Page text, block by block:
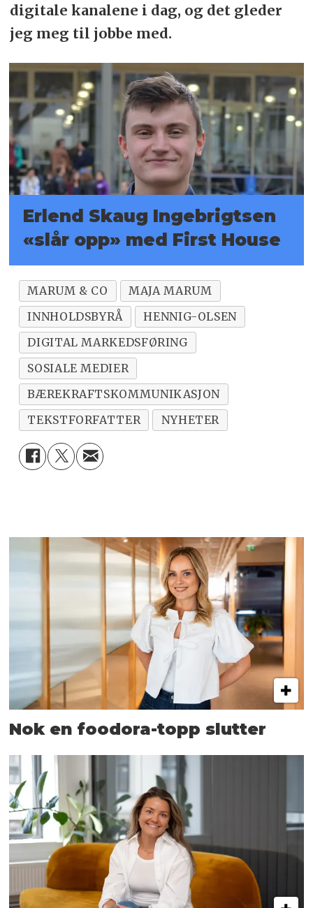
digitale kanalene i dag, og det gleder
jeg meg til jobbe med.
Erlend Skaug Ingebrigtsen
«slår opp» med First House
MARUM & CO
MAJA MARUM
INNHOLDSBYRÅ
HENNIG-OLSEN
DIGITAL MARKEDSFØRING
SOSIALE MEDIER
BÆREKRAFTSKOMMUNIKASJON
TEKSTFORFATTER
NYHETER
Nok en foodora-topp slutter